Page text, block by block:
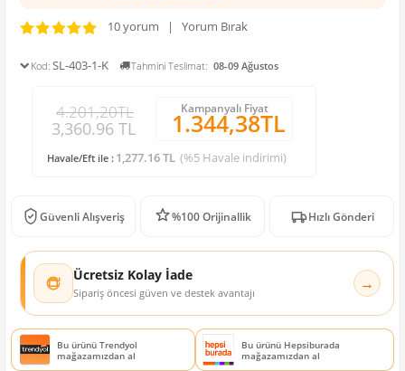
10 yorum | Yorum Bırak
Kod: SL-403-1-K Tahmini Teslimat: 08-09 Ağustos
4.201,20TL
3,360.96 TL
Kampanyalı Fiyat
1.344,38TL
Havale/Eft ile : 1,277.16 TL (%5 Havale indirimi)
Güvenli Alışveriş %100 Orijinallik Hızlı Gönderi
Ücretsiz Kolay İade
Sipariş öncesi güven ve destek avantajı →
Bu ürünü Trendyol
mağazamızdan al
Bu ürünü Hepsiburada
mağazamızdan al